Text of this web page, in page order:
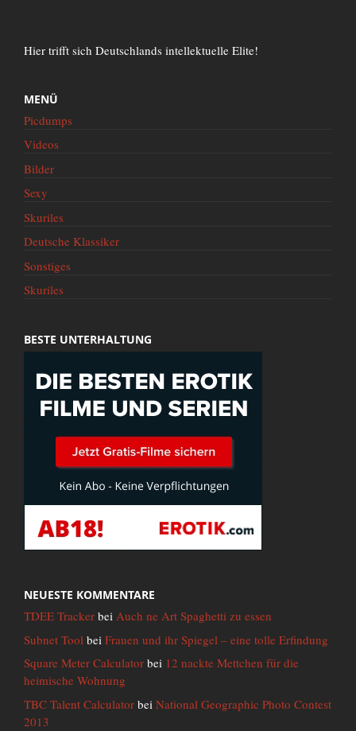
Hier trifft sich Deutschlands intellektuelle Elite!
MENÜ
Picdumps
Videos
Bilder
Sexy
Skuriles
Deutsche Klassiker
Sonstiges
Skuriles
BESTE UNTERHALTUNG
NEUESTE KOMMENTARE
TDEE Tracker bei Auch ne Art Spaghetti zu essen
Subnet Tool bei Frauen und ihr Spiegel – eine tolle Erfindung
Square Meter Calculator bei 12 nackte Mettchen für die
heimische Wohnung
TBC Talent Calculator bei National Geographic Photo Contest
2013